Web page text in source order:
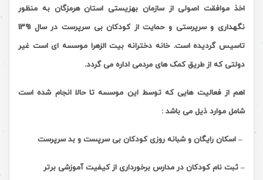
اخذ موافقت اصولی از سازمان بهزیستی استان هرمزگان به منظور
نگهداری و سرپرستی و حمایت از کودکان بی سرپرست در سال 1391
تاسیس گردیده است. خانه دخترانه بیت الزهرا موسسه ای است غیر
دولتی که از طریق کمک های مردمی اداره می گردد.
اهم از فعالیت هایی که توسط این موسسه تا حالا انجام شده است
شامل موارد ذیل می باشد :
– اسکان رایگان و شبانه روزی کودکان بی سرپست و بد سرپرست
– ثبت نام کودکان در مدارس برخورداری از کیفیت آموزشی برتر